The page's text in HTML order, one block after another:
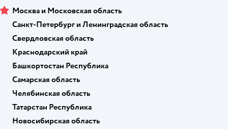
Москва и Московская область
Санкт-Петербург и Ленинградская область
Свердловская область
Краснодарский край
Башкортостан Республика
Самарская область
Челябинская область
Татарстан Республика
Новосибирская область